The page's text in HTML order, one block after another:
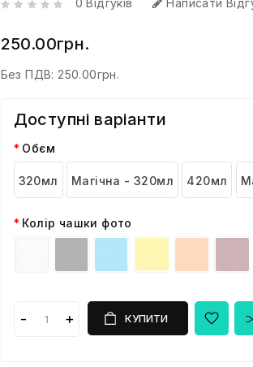
0 Відгуків Написати
250.00грн.
Без ПДВ: 250.00грн.
Доступні варіанти
Обєм
320мл Магічна - 320мл 420мл
Колір чашки фото
КУПИТИ